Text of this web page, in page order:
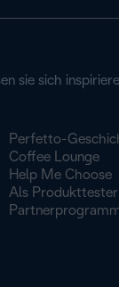
sie sich
Perfetto-
Coffee Lounge
Help Me Choose
Als